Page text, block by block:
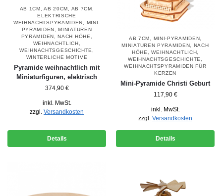
AB 1CM ,AB 20CM , AB 7CM ,
ELEKTRISCHE
WEIHNACHTSPYRAMIDEN ,
MINI-
PYRAMIDEN , MINIATUREN
PYRAMIDEN , NACH HÖHE,
WEIHNACHTLICH ,
WEIHNACHTSGESCHICHTE,
WINTERLICHE MOTIVE
Pyramide weihnachtlich mit
Miniaturfiguren, elektrisch
374,90 €
inkl. MwSt.
zzgl. Versandkosten
Details
AB 7CM MINI-PYRAMIDEN
MINIATUREN PYRAMIDEN
NACH
HÖHE
,WEIHNACHTLICH
WEIHNACHTSGESCHICHTE
WEIHNACHTSPYRAMIDEN FÜR
KERZEN
Mini-Pyramide Christi Geburt
117,90 €
inkl. MwSt.
zzgl. Versandkosten
Details